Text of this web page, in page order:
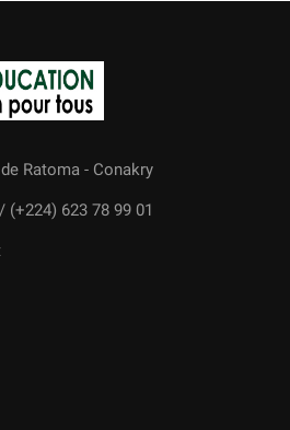
Ratoma - Conakry
/ (+224) 623 78 99 01